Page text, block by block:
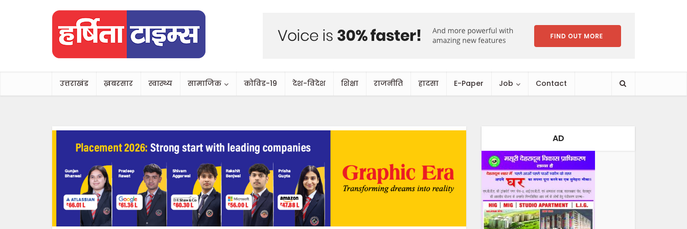
उत्तराखंड ख़बरसार स्वास्थ्य सामाजिक कोविड-19 देश-विदेश शिक्षा राजनीति हादसा E-Paper Job Contact
AD